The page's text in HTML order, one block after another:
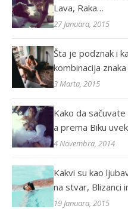
Lava, Raka…
27 Januara, 2015
Šta je podznak i
kombinacija
3 Marta, 2015
Kako da
a prema Biku
4 Novembra, 2014
Kakvi su kao
na stvar, Blizanci
19 Januara, 2015